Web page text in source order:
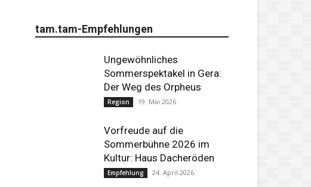
tam.tam-Empfehlungen
Ungewöhnliches
Sommerspektakel in Gera:
Der Weg des Orpheus
Region 19. Mai 2026
Vorfreude auf die
Sommerbühne 2026 im
Kultur: Haus Dacheröden
Empfehlung 24. April 2026